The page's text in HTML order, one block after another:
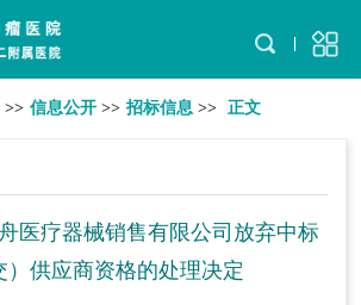
>> 信息公开 >> 招标信息 >> 正文
医疗器械销售有限公司放弃中标
）供应商资格的处理决定